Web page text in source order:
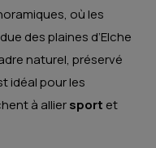
où les
des plaines d’Elche
naturel, préservé
idéal pour les
à alliersport et